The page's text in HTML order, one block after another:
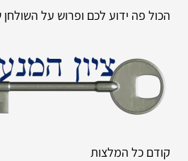
הכול פה ידוע לכם ופרוש על
קודם כל המלצות